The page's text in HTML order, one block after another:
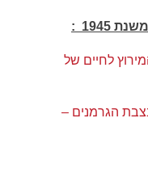
1945 :
לחיים של
הגרמנים –